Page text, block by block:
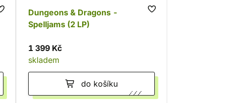
Dungeons & Dragons -
Spelljams (2 LP)
1 399 Kč
skladem
do košíku